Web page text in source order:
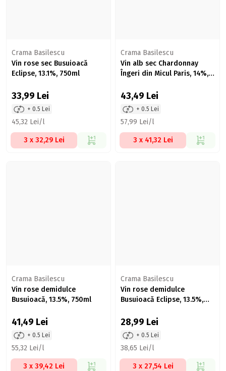
Crama Basilescu
Vin rose sec Busuioacă
Eclipse, 13.1%, 750ml
33,99 Lei
+ 0.5 Lei
45,32 Lei/l
3 x 32,29 Lei
Crama Basilescu
Vin alb sec Chardonnay
Îngeri din Micul Paris, 14%,
43,49 Lei
+ 0.5 Lei
57,99 Lei/l
3 x 41,32 Lei
Crama Basilescu
Vin rose demidulce
Busuioacă, 13.5%, 750ml
41,49 Lei
+ 0.5 Lei
55,32 Lei/l
3 x 39,42 Lei
Crama Basilescu
Vin rose demidulce
Busuioacă Eclipse, 13.5%,
28,99 Lei
+ 0.5 Lei
38,65 Lei/l
3 x 27,54 Lei